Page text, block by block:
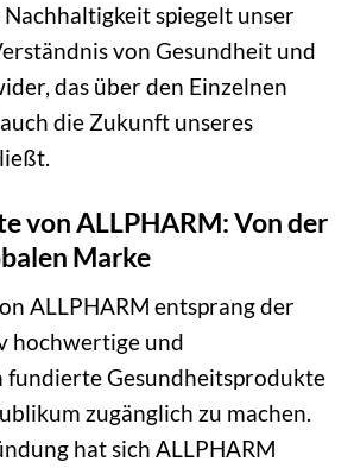
spiegelt unser
von Gesundheit und
das über den Einzelnen
die Zukunft unseres
von ALLPHARM: Von der
Marke
ALLPHARM entsprang der
hochwertige und
fundierte Gesundheitsprodukte
zugänglich zu machen.
hat sich ALLPHARM